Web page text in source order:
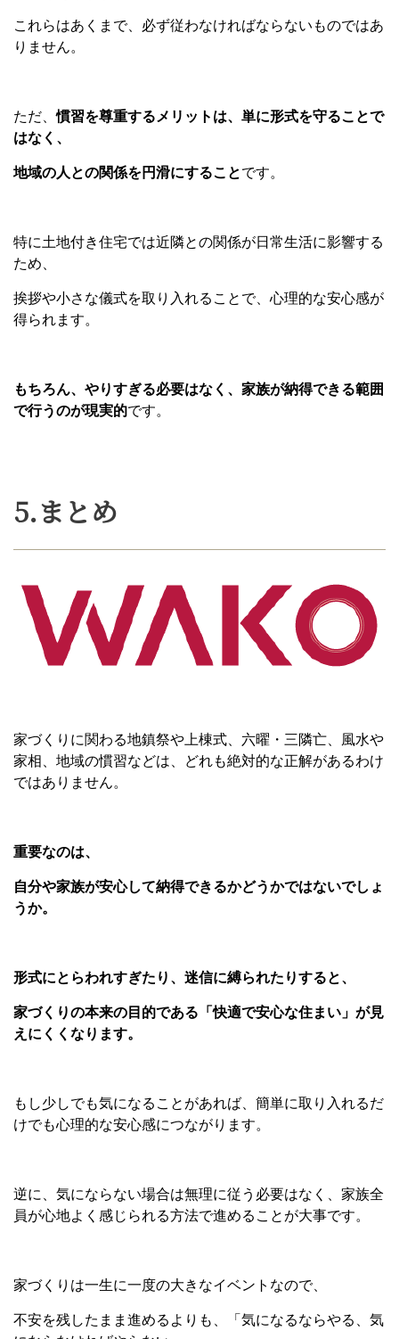
これらはあくまで、必ず従わなければならないものではあ
りません。
ただ、慣習を尊重するメリットは、 単に形式を守ることで
はなく、
地域の人との関係を円滑にすることです。
特に土地付き住宅では近隣との関係が日常生活に影響する
ため、
挨拶や小さな儀式を取り入れることで、心理的な安心感が
得られます。
もちろん、やりすぎる必要はなく、家族が納得できる範囲
で行うのが現実的です。
5.まとめ
家づくりに関わる地鎮祭や上棟式、六曜・三隣亡、風水や
家相、地域の慣習などは、どれも絶対的な正解があるわけ
ではありません。
重要なのは、
自分や家族が安心して納得できるかどうかではないでしょ
うか。
形式にとらわれすぎたり、迷信に縛られたりすると、
家づくりの本来の目的である「快適で安心な住まい」が見
えにくくなります。
もし少しでも気になることがあれば、簡単に取り入れるだ
けでも心理的な安心感につながります。
逆に、気にならない場合は無理に従う必要はなく、家族全
員が心地よく感じられる方法で進めることが大事です。
家づくりは一生に一度の大きなイベントなので、
不安を残したまま進めるよりも、「気になるならやる、気